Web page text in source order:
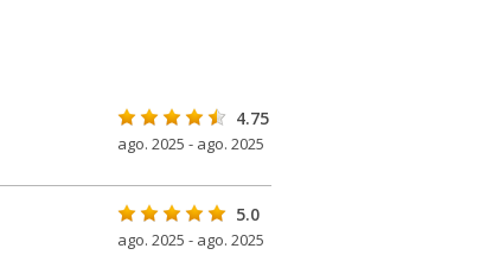
4.75
ago. 2025 - ago. 2025
5.0
ago. 2025 - ago. 2025